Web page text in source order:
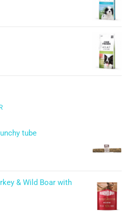
tube
& Wild Boar with